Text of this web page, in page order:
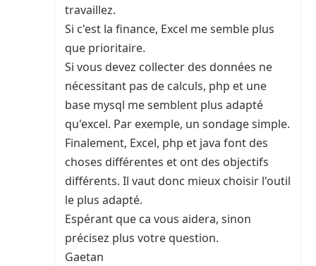
travaillez.
Si c'est la finance, Excel me semble plus
que prioritaire.
Si vous devez collecter des données ne
nécessitant pas de calculs, php et une
base mysql me semblent plus adapté
qu'excel. Par exemple, un sondage simple.
Finalement, Excel, php et java font des
choses différentes et ont des objectifs
différents. Il vaut donc mieux choisir l'outil
le plus adapté.
Espérant que ca vous aidera, sinon
précisez plus votre question.
Gaetan